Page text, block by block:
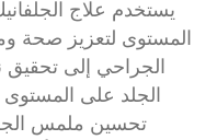
يستخدم علاج
المستوى لتعزيز صحة
الجراحي إلى تحقيق
الجلد على
تحسين ملمس